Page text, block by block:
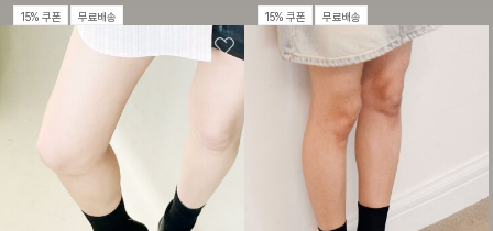
15% 쿠폰 무료배송 15% 쿠폰 무료배송